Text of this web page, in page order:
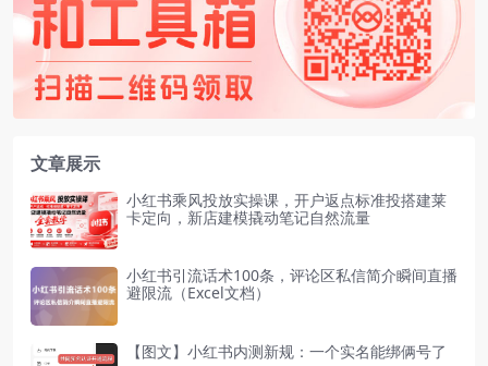
文章展示
小红书乘风投放实操课，开户返点标准投搭建莱
卡定向，新店建模撬动笔记自然流量
小红书引流话术100条，评论区私信简介瞬间直播
避限流（Excel文档）
【图文】小红书内测新规：一个实名能绑俩号了